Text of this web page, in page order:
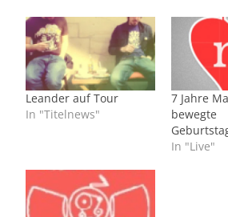
Leander auf Tour
In "Titelnews"
7 Jahre
bewegte
In "Live"